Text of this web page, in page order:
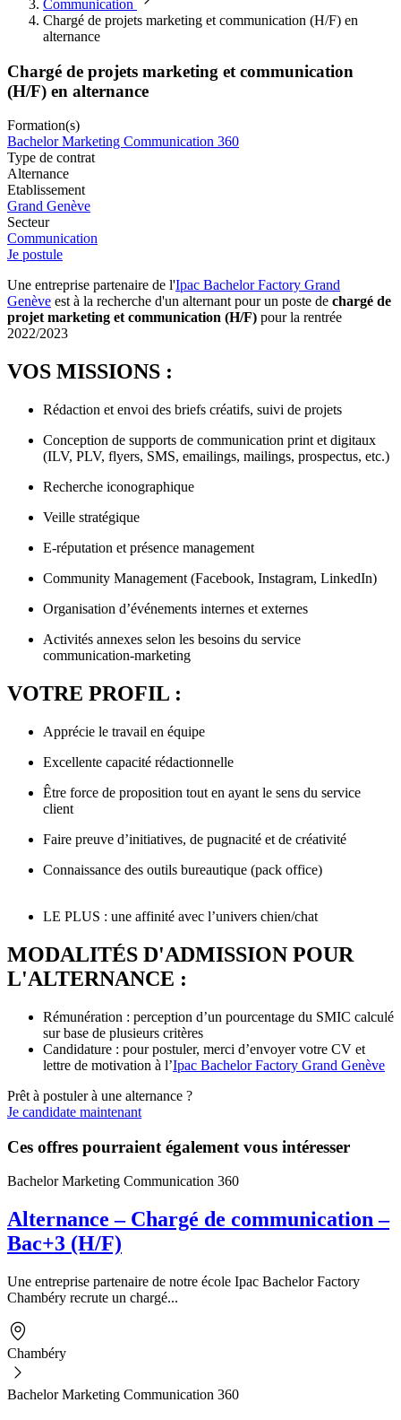
Communication
Chargé de projets marketing et communication (H/F) en
alternance
Chargé de projets marketing et communication
(H/F) en alternance
Formation(s)
Bachelor Marketing Communication 360
Type de contrat
Alternance
Etablissement
Grand Genève
Secteur
Communication
Je postule
Une entreprise partenaire de l'Ipac Bachelor Factory Grand
Genève est à la recherche d'un alternant pour un poste de chargé de
projet marketing et communication (H/F) pour la rentrée
2022/2023
VOS MISSIONS :
Rédaction et envoi des briefs créatifs, suivi de projets
Conception de supports de communication print et digitaux
(ILV, PLV, flyers, SMS, emailings, mailings, prospectus, etc.)
Recherche iconographique
Veille stratégique
E-réputation et présence management
Community Management (Facebook, Instagram, LinkedIn)
Organisation d’événements internes et externes
Activités annexes selon les besoins du service
communication-marketing
VOTRE PROFIL :
Apprécie le travail en équipe
Excellente capacité rédactionnelle
Être force de proposition tout en ayant le sens du service
client
Faire preuve d’initiatives, de pugnacité et de créativité
Connaissance des outils bureautique (pack office)
LE PLUS : une affinité avec l’univers chien/chat
MODALITÉS D'ADMISSION POUR
L'ALTERNANCE :
Rémunération : perception d’un pourcentage du SMIC calculé
sur base de plusieurs critères
Candidature : pour postuler, merci d’envoyer votre CV et
lettre de motivation à l’Ipac Bachelor Factory Grand Genève
Prêt à postuler à une alternance ?
Je candidate maintenant
Ces offres pourraient également vous intéresser
Bachelor Marketing Communication 360
Alternance – Chargé de communication –
Bac+3 (H/F)
Une entreprise partenaire de notre école Ipac Bachelor Factory
Chambéry recrute un chargé...
Chambéry
Bachelor Marketing Communication 360